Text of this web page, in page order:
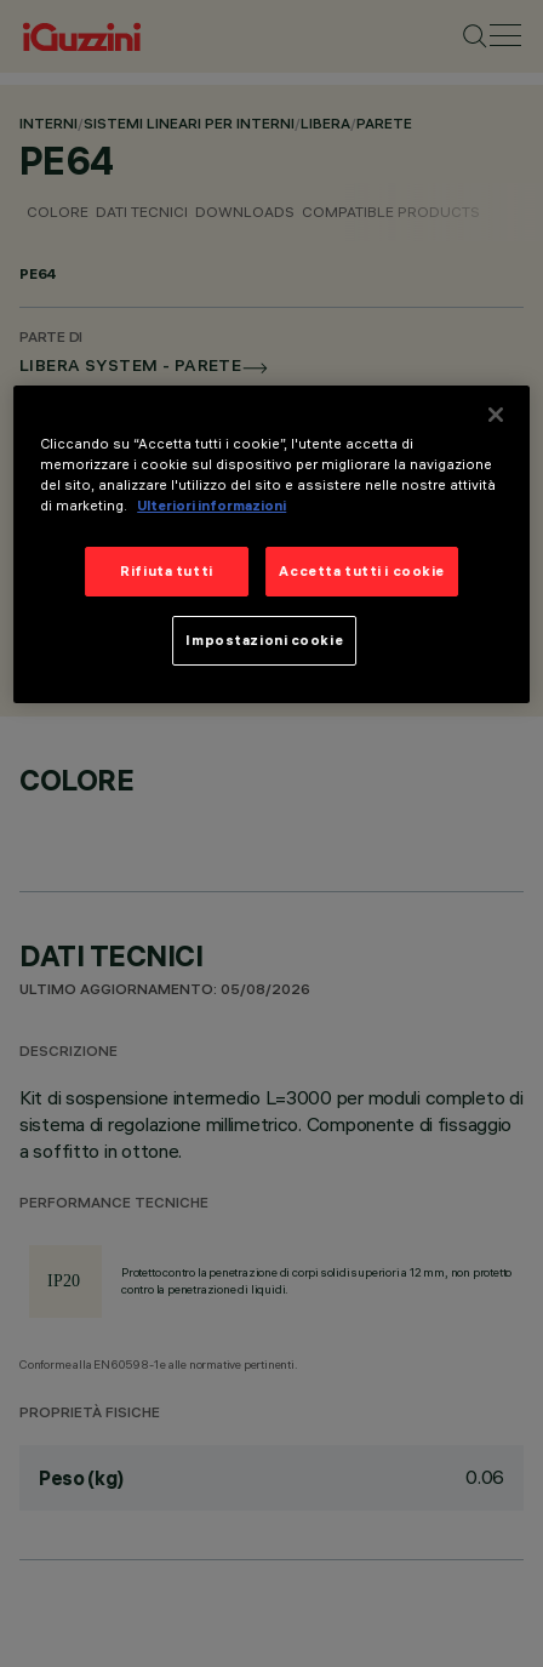
INTERNI/SISTEMI LINEARI PER INTERNI/LIBERA/PARETE
PE64
COLORE DATI TECNICI DOWNLOADS COMPATIBLE PRODUCTS
PE64
PARTE DI
LIBERA SYSTEM - PARETE
LIBERA SYSTEM - SOSPENSIONE
LIBERA SYSTEM - ACCESSORI DI MONTAGGIO E ALIMENTAZIONE
DESCRIZIONE
Kit di sospensione intermedio per moduli
COLORE
DATI TECNICI
ULTIMO AGGIORNAMENTO: 05/08/2026
DESCRIZIONE
Kit di sospensione intermedio L=3000 per moduli completo di
sistema di regolazione millimetrico. Componente di fissaggio
a soffitto in ottone.
PERFORMANCE TECNICHE
Protetto contro la penetrazione di corpi solidi superiori a 12 mm, non protetto
contro la penetrazione di liquidi.
Conforme alla EN60598-1 e alle normative pertinenti.
PROPRIETÀ FISICHE
Peso (kg) 0.06
Cliccando su “Accetta tutti i cookie”, l'utente accetta di
memorizzare i cookie sul dispositivo per migliorare la navigazione
del sito, analizzare l'utilizzo del sito e assistere nelle nostre attività
di marketing.
Ulteriori informazioni
Rifiuta tutti Accetta tutti i cookie
Impostazioni cookie